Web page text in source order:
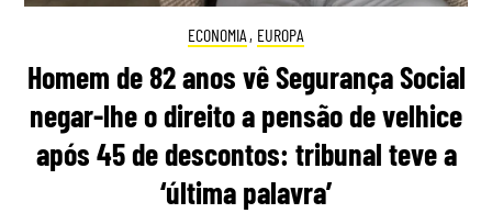
ECONOMIA , EUROPA
Homem de 82 anos vê Segurança Social
negar-lhe o direito a pensão de velhice
após 45 de descontos: tribunal teve a
‘última palavra’